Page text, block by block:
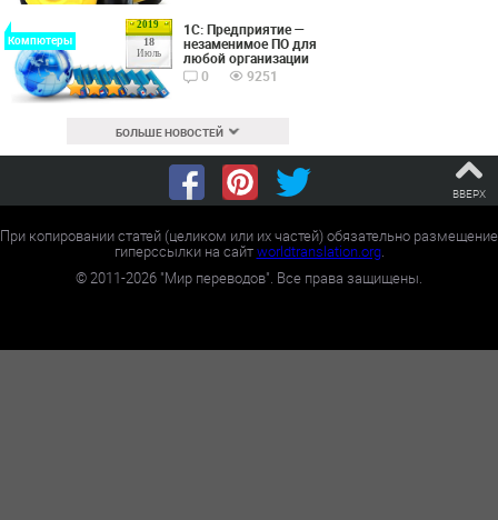
2019
18
Июль
Компютеры
1С: Предприятие —
незаменимое ПО для
любой организации
0
9251
БОЛЬШЕ НОВОСТЕЙ
ВВЕРХ
При копировании статей (целиком или их частей) обязательно размещение
гиперссылки на сайтworldtranslation.org.
©2011-2026 "Мир переводов". Все права защищены.